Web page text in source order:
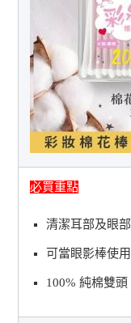
必買重點
清潔耳部及眼
可當眼影棒使用
100% 純棉雙頭